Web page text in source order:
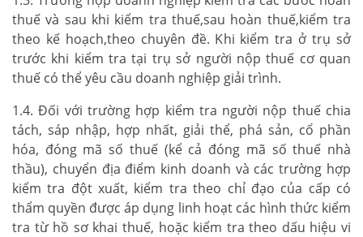
thuế và sau khi kiểm tra thuế,sau hoàn thuế,kiểm tra
theo kế hoạch,theo chuyên đề. Khi kiểm tra ở trụ sở
trước khi kiểm tra tại trụ sở người nộp thuế cơ quan
thuế có thể yêu cầu doanh nghiệp giải trình.
1.4. Đối với trường hợp kiểm tra người nộp thuế chia
tách, sáp nhập, hợp nhất, giải thể, phá sản, cổ phần
hóa, đóng mã số thuế (kể cả đóng mã số thuế nhà
thầu), chuyển địa điểm kinh doanh và các trường hợp
kiểm tra đột xuất, kiểm tra theo chỉ đạo của cấp có
thẩm quyền được áp dụng linh hoạt các hình thức kiểm
tra từ hồ sơ khai thuế, hoặc kiểm tra theo dấu hiệu vi